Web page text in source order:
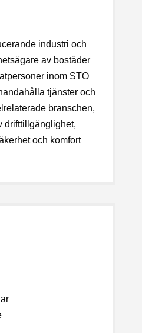
industri och
av bostäder
inom STO
tjänster och
branschen,
drifttillgänglighet,
och komfort